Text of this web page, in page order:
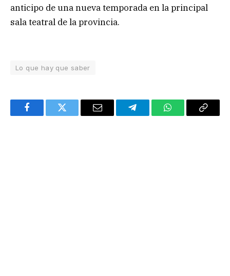
anticipo de una nueva temporada en la principal
sala teatral de la provincia.
Lo que hay que saber
FacebookTwitter Email TelegramWhatsAppCopy